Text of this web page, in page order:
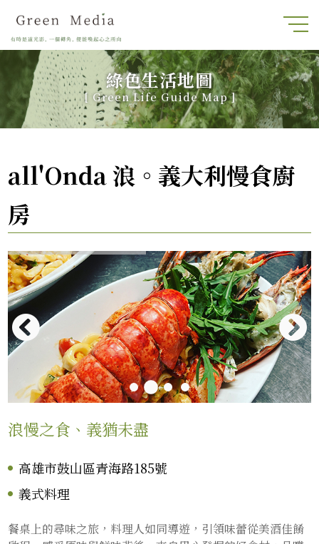
綠色生活地圖
[ Green Life Guide Map]
all'Onda 浪。義大利慢食廚
房
浪慢之食、義猶未盡
高雄市鼓山區青海路185號
義式料理
餐桌上的尋味之旅，料理人如同導遊，引領味蕾從美酒佳餚